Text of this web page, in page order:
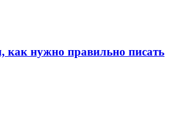
как нужно правильно писать